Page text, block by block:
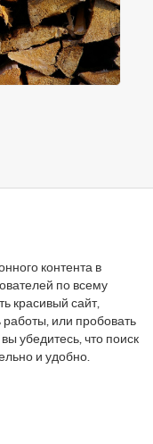
контента в
по всему
красивый сайт,
или пробовать
убедитесь, что поиск
и удобно.